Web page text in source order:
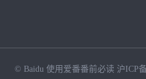
© Baidu 使用爱番番前必读 沪ICP